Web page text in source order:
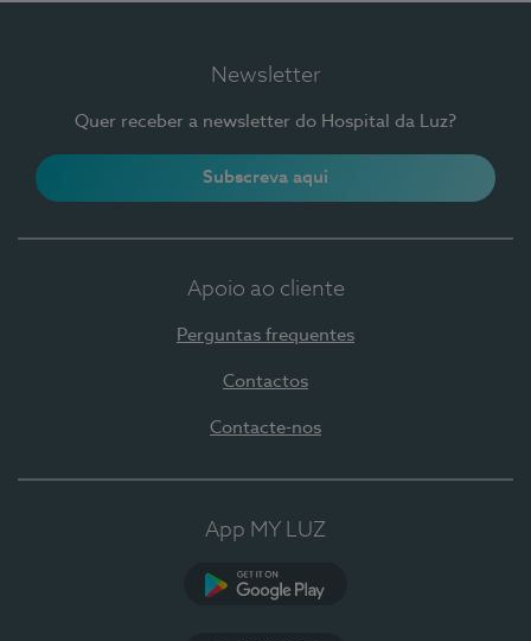
Newsletter
Quer receber a newsletter do Hospital da Luz?
Subscreva aqui
Apoio ao cliente
Perguntas frequentes
Contactos
Contacte-nos
App MY LUZ